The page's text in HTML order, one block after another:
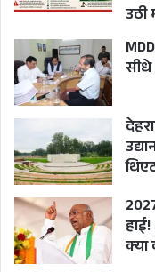
BJP
CONGRESS
HIMACHAL
उठी
क्या